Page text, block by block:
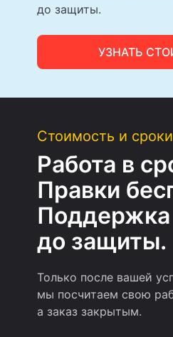
до защиты.
УЗНАТЬ
Стоимость и сроки
Работа в
Правки
Поддержка
до защиты.
Только после вашей
мы посчитаем свою
а заказ закрытым.